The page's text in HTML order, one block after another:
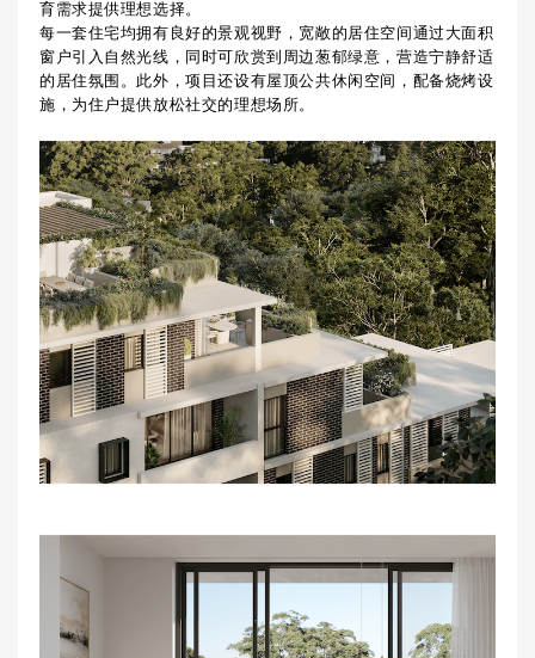
育需求提供理想选择。
每一套住宅均拥有良好的景观视野，宽敞的居住空间通过大面积
窗户引入自然光线，同时可欣赏到周边葱郁绿意，营造宁静舒适
的居住氛围。此外，项目还设有屋顶公共休闲空间，配备烧烤设
施，为住户提供放松社交的理想场所。